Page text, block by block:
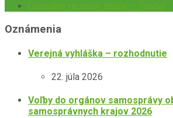
Oznámenia
Verejná vyhláška – rozhodnutie
22. júla 2026
Voľby do orgánov samosprávy
samosprávnych krajov 2026